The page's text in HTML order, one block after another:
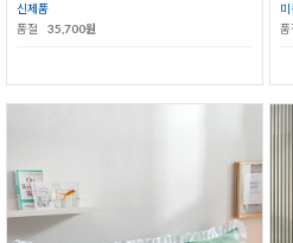
신제품
품절
35,700원
품